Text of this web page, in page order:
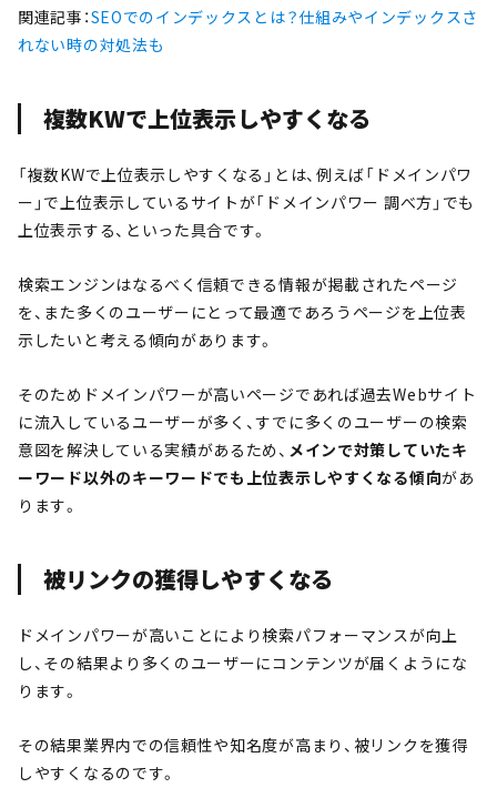
関連記事：SEOでのインデックスとは？仕組みやインデックスさ
れない時の対処法も
複数KWで上位表示しやすくなる
「複数KWで上位表示しやすくなる」とは、例えば「ドメインパワ
ー」で上位表示しているサイトが「ドメインパワー 調べ方」でも
上位表示する、といった具合です。
検索エンジンはなるべく信頼できる情報が掲載されたページ
を、また多くのユーザーにとって最適であろうページを上位表
示したいと考える傾向があります。
そのためドメインパワーが高いページであれば過去Webサイト
に流入しているユーザーが多く、すでに多くのユーザーの検索
意図を解決している実績があるため、 メインで対策していたキ
ーワード以外のキーワードでも上位表示しやすくなる傾向があ
ります。
被リンクの獲得しやすくなる
ドメインパワーが高いことにより検索パフォーマンスが向上
し、その結果より多くのユーザーにコンテンツが届くようにな
ります。
その結果業界内での信頼性や知名度が高まり、被リンクを獲得
しやすくなるのです。